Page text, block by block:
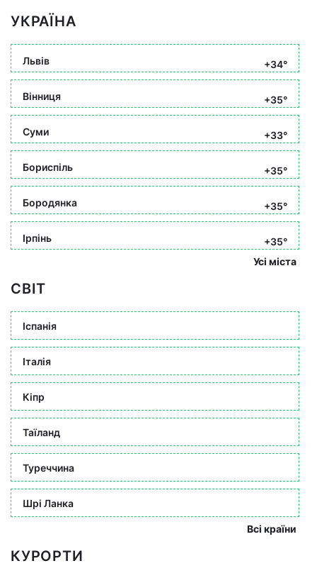
УКРАЇНА
Львів +34°
Вінниця +35°
Суми +33°
Бориспіль +35°
Бородянка +35°
Ірпінь
+35°
Усі міста
СВІТ
Іспанія
Італія
Кіпр
Таїланд
Туреччина
Шрі Ланка
Всі країни
КУРОРТИ